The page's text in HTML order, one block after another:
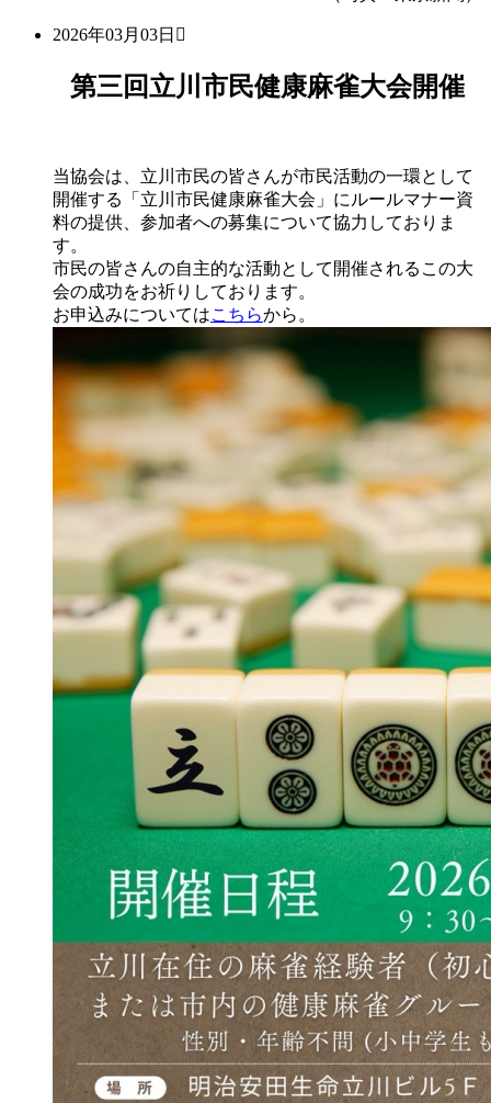
2026年03月03日
第三回立川市民健康麻雀大会開催
当協会は、立川市民の皆さんが市民活動の一環として
開催する「立川市民健康麻雀大会」にルールマナー資
料の提供、参加者への募集について協力しておりま
す。
市民の皆さんの自主的な活動として開催されるこの大
会の成功をお祈りしております。
お申込みについてはこちらから。